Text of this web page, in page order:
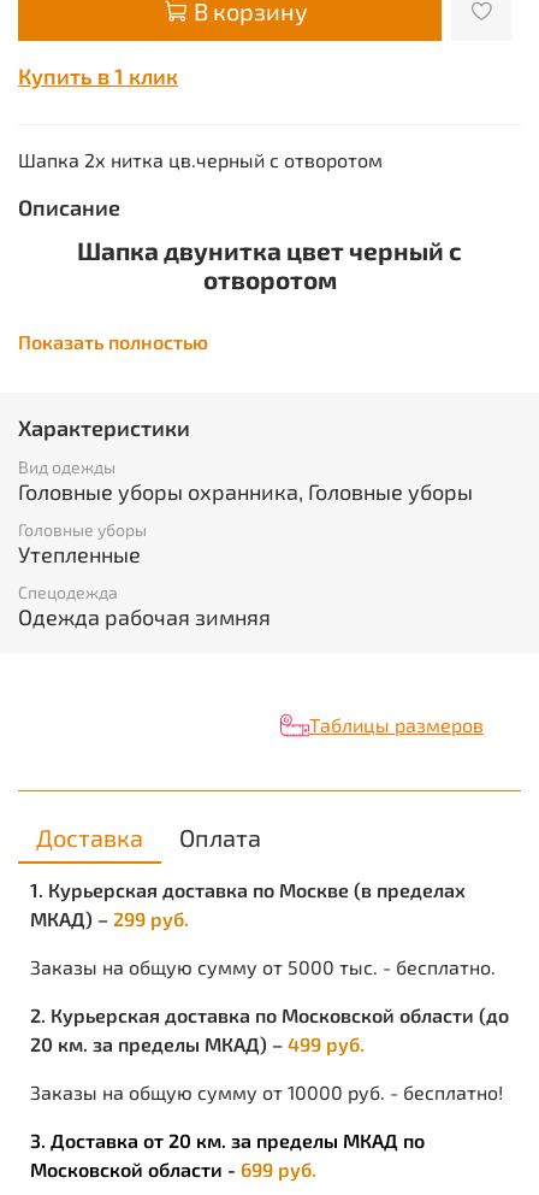
В корзину
Купить в 1 клик
Шапка 2х нитка цв.черный с отворотом
Описание
Шапка двунитка цвет черный с
отворотом
Показать полностью
Характеристики
Вид одежды
Головные уборы охранника, Головные уборы
Головные уборы
Утепленные
Спецодежда
Одежда рабочая зимняя
Таблицы размеров
Доставка Оплата
1. Курьерская доставка по Москве (в пределах
МКАД) – 299 руб.
Заказы на общую сумму от 5000 тыс. - бесплатно.
2. Курьерская доставка по Московской области (до
20 км. за пределы МКАД) – 499 руб.
Заказы на общую сумму от 10000 руб. - бесплатно!
3. Доставка от 20 км. за пределы МКАД по
Московской области - 699 руб.